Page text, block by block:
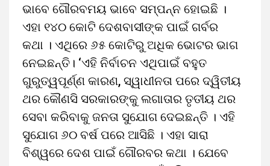
ଭାବେ ଗୌରବମୟ ଭାବେ ସମ୍ପନ୍ନ ହୋଇଛି ।
ଏହା ୧୪୦ କୋଟି ଦେଶବାସୀଙ୍କ ପାଇଁ ଗର୍ବର
କଥା । ଏଥିରେ ୬୫ କୋଟିରୁ ଅଧିକ ଭୋଟର ଭାଗ
ନେଇଛନ୍ତି। ‘ଏହି ନିର୍ବାଚନ ଏଥିପାଇଁ ବହୁତ
ଗୁରୁତ୍ୱପୂର୍ଣ୍ଣ କାରଣ, ସ୍ୱାଧୀନତା ପରେ ଦ୍ୱିତୀୟ
ଥର କୌଣସି ସରକାରଙ୍କୁ ଲଗାତାର ତୃତୀୟ ଥର
ସେବା କରିବାକୁ ଜନତା ସୁଯୋଗ ଦେଇଛନ୍ତି । ଏହି
ସୁଯୋଗ ୬୦ ବର୍ଷ ପରେ ଆସିଛି । ଏହା ସାରା
ବିଶ୍ୱରେ ଦେଶ ପାଇଁ ଗୌରବର କଥା । ଯେବେ